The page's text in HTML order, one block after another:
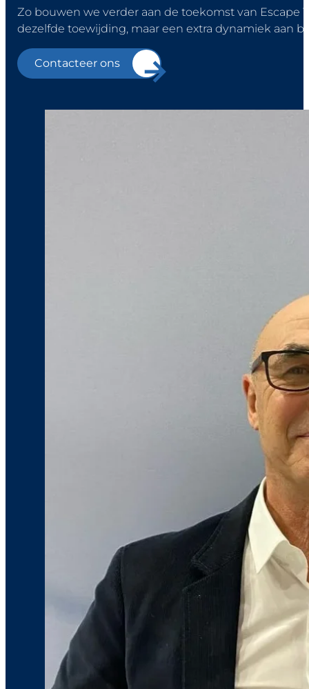
Zo bouwen we verder aan de toekomst van Escape
dezelfde toewijding, maar een extra dynamiek aan
Contacteer ons